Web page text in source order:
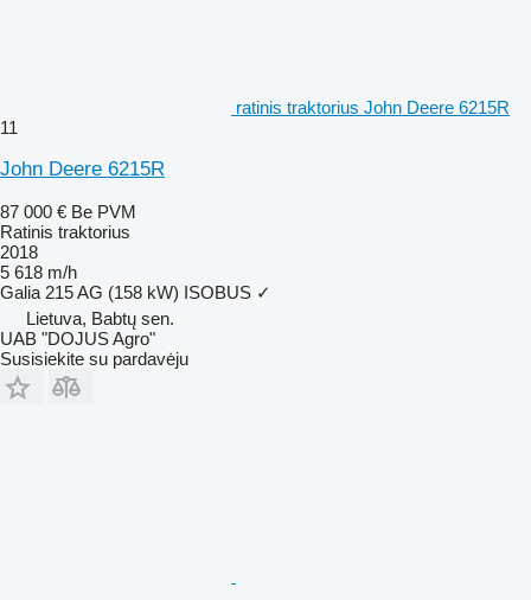
ratinis traktorius John Deere 6215R
11
John Deere 6215R
87 000 € Be PVM
Ratinis traktorius
2018
5 618 m/h
Galia 215 AG (158 kW) ISOBUS ✓
Lietuva, Babtų sen.
UAB "DOJUS Agro"
Susisiekite su pardavėju